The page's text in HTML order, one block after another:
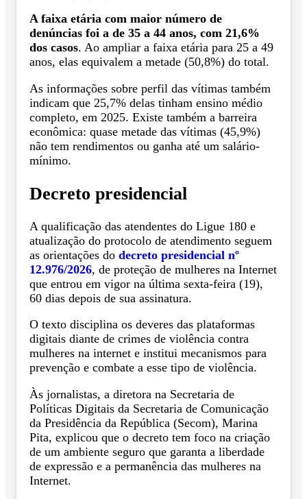
A faixa etária com maior número de
denúncias foi a de 35 a 44 anos, com 21,6%
dos casos. Ao ampliar a faixa etária para 25 a 49
anos, elas equivalem a metade (50,8%) do total.
As informações sobre perfil das vítimas também
indicam que 25,7% delas tinham ensino médio
completo, em 2025. Existe também a barreira
econômica: quase metade das vítimas (45,9%)
não tem rendimentos ou ganha até um salário-
mínimo.
Decreto presidencial
A qualificação das atendentes do Ligue 180 e
atualização do protocolo de atendimento seguem
as orientações do decreto presidencial nº
12.976/2026, de proteção de mulheres na Internet
que entrou em vigor na última sexta-feira (19),
60 dias depois de sua assinatura.
O texto disciplina os deveres das plataformas
digitais diante de crimes de violência contra
mulheres na internet e institui mecanismos para
prevenção e combate a esse tipo de violência.​​
Às jornalistas, a diretora na Secretaria de
Políticas Digitais da Secretaria de Comunicação
da Presidência da República (Secom), Marina
Pita, explicou que o decreto tem foco na criação
de um ambiente seguro que garanta a liberdade
de expressão e a permanência das mulheres na
Internet.